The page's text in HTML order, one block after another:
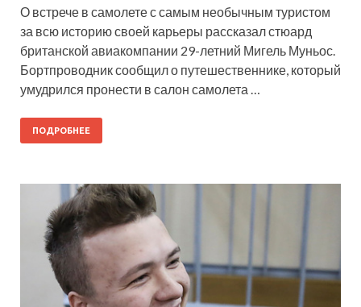
О встрече в самолете с самым необычным туристом
за всю историю своей карьеры рассказал стюард
британской авиакомпании 29-летний Мигель Муньос.
Бортпроводник сообщил о путешественнике, который
умудрился пронести в салон самолета …
ПОДРОБНЕЕ